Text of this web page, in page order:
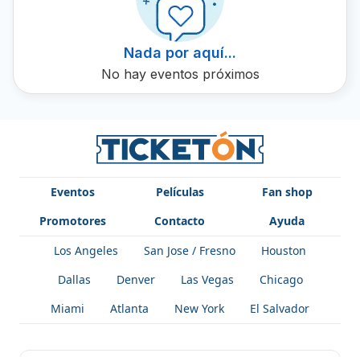
seguidores. Su capacidad para evocar recuerdos de
tierras lejanas ha sido elogiada y ha hecho de sus eventos
algo imperdible en Seattle. Compra tus boletos para sus
próxima presentación en Ticketón.
Nada por aquí...
No hay eventos próximos
Eventos Películas
Fan shop
Promotores
Contacto
Ayuda
Los Angeles
San Jose / Fresno
Houston
Dallas
Denver Las Vegas
Chicago
Miami
Atlanta New York El Salvador